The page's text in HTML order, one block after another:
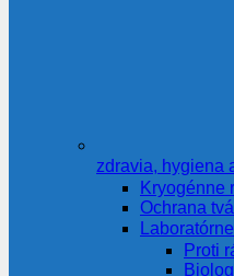
zdravia, hygiena
Kryogénne
Ochrana
Proti